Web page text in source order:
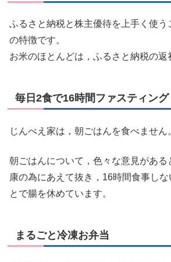
ふるさと納税と株主優待を上手く使う
の特徴です。
お米のほとんどは，ふるさと納税の返
毎日2食で16時間ファスティング
じんべえ家は，朝ごはんを食べません
朝ごはんについて，色々な意見があ
康の為にあえて抜き，16時間食事しな
とで腸を休めています。
まるごと冷凍お弁当